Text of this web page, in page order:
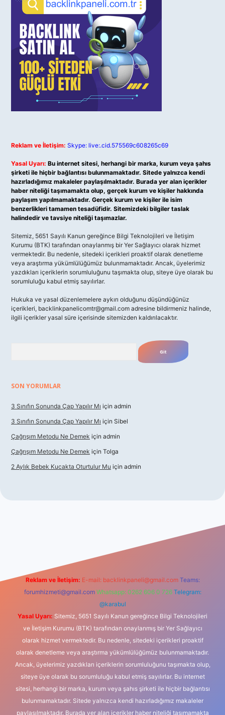
Reklam ve İletişim: Skype: live:.cid.575569c608265c69
Yasal Uyarı: Bu internet sitesi, herhangi bir marka, kurum veya şahıs
şirketi ile hiçbir bağlantısı bulunmamaktadır. Sitede yalnızca kendi
hazırladığımız makaleler paylaşılmaktadır. Burada yer alan içerikler
haber niteliği taşımamakta olup, gerçek kurum ve kişiler hakkında
paylaşım yapılmamaktadır. Gerçek kurum ve kişiler ile isim
benzerlikleri tamamen tesadüfidir. Sitemizdeki bilgiler taslak
halindedir ve tavsiye niteliği taşımazlar.
Sitemiz, 5651 Sayılı Kanun gereğince Bilgi Teknolojileri ve İletişim
Kurumu (BTK) tarafından onaylanmış bir Yer Sağlayıcı olarak hizmet
vermektedir. Bu nedenle, sitedeki içerikleri proaktif olarak denetleme
veya araştırma yükümlülüğümüz bulunmamaktadır. Ancak, üyelerimiz
yazdıkları içeriklerin sorumluluğunu taşımakta olup, siteye üye olarak bu
sorumluluğu kabul etmiş sayılırlar.
Hukuka ve yasal düzenlemelere aykırı olduğunu düşündüğünüz
içerikleri, backlinkpanelicomtr@gmail.com adresine bildirmeniz halinde,
ilgili içerikler yasal süre içerisinde sitemizden kaldırılacaktır.
SON YORUMLAR
3 Sınıfın Sonunda Çap Yapılır Mı için admin
3 Sınıfın Sonunda Çap Yapılır Mı için Sibel
Çağrışım Metodu Ne Demek için admin
Çağrışım Metodu Ne Demek için Tolga
2 Aylık Bebek Kucakta Oturtulur Mu için admin
Reklam ve İletişim: E-mail: backlinkpaneli@gmail.com Teams:
forumhizmeti@gmail.com Whatsapp: 0262 606 0 726 Telegram:
@karabul
Yasal Uyarı: Sitemiz, 5651 Sayılı Kanun gereğince Bilgi Teknolojileri
ve İletişim Kurumu (BTK) tarafından onaylanmış bir Yer Sağlayıcı
olarak hizmet vermektedir. Bu nedenle, sitedeki içerikleri proaktif
olarak denetleme veya araştırma yükümlülüğümüz bulunmamaktadır.
Ancak, üyelerimiz yazdıkları içeriklerin sorumluluğunu taşımakta olup,
siteye üye olarak bu sorumluluğu kabul etmiş sayılırlar. Bu internet
sitesi, herhangi bir marka, kurum veya şahıs şirketi ile hiçbir bağlantısı
bulunmamaktadır. Sitede yalnızca kendi hazırladığımız makaleler
paylaşılmaktadır. Burada yer alan içerikler haber niteliği taşımamakta